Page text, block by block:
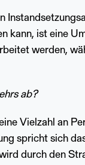
kann, ist eine
werden,
ab?
Vielzahl an
spricht sich
durch den